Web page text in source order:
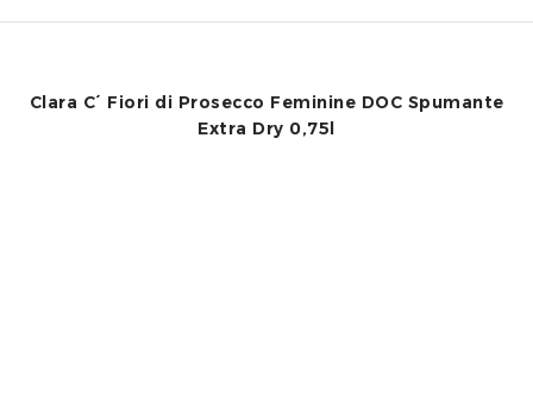
Clara C´ Fiori di Prosecco Feminine DOC Spumante
Extra Dry 0,75l